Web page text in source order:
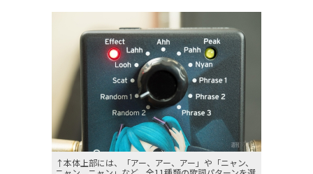
↑本体上部には、「アー、アー、アー」や「ニャン、